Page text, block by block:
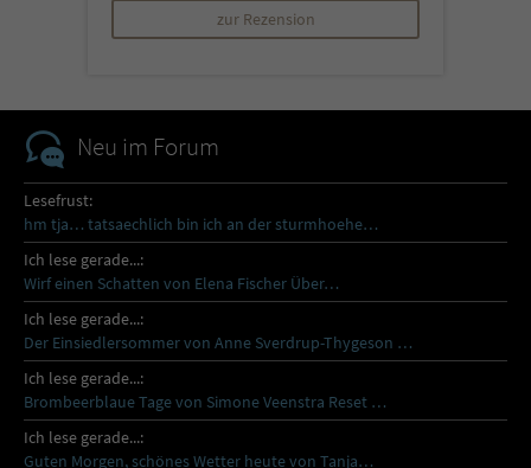
zur Rezension
Neu im Forum
Lesefrust:
hm tja… tatsaechlich bin ich an der sturmhoehe…
Ich lese gerade...:
Wirf einen Schatten von Elena Fischer Über…
Ich lese gerade...:
Der Einsiedlersommer von Anne Sverdrup-Thygeson …
Ich lese gerade...:
Brombeerblaue Tage von Simone Veenstra Reset …
Ich lese gerade...:
Guten Morgen, schönes Wetter heute von Tanja…